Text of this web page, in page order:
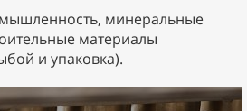
минеральные
материалы
и упаковка).